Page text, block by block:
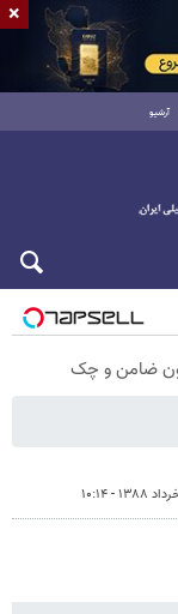
آرشیو
×